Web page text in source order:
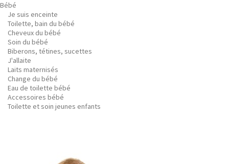
Bébé
Je suis enceinte
Toilette, bain du bébé
Cheveux du bébé
Soin du bébé
Biberons, tétines, sucettes
J'allaite
Laits maternisés
Change du bébé
Eau de toilette bébé
Accessoires bébé
Toilette et soin jeunes enfants